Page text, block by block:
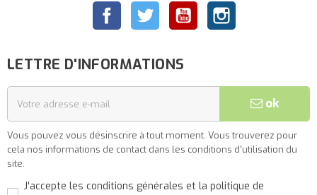
FacebookTwitter YouTubeInstagram
LETTRE D'INFORMATIONS
ok
Vous pouvez vous désinscrire à tout moment. Vous trouverez pour
cela nos informations de contact dans les conditions d'utilisation du
site.
J'accepte les conditions générales et la politique de